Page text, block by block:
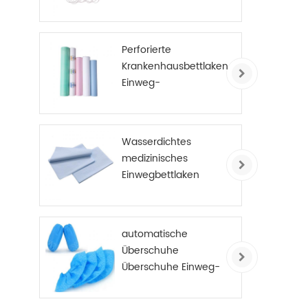
Perforierte
Krankenhausbettlaken
Einweg-
Abdeckungsrolle PE-
Wasserdichtes
medizinisches
Einwegbettlaken
automatische
Überschuhe
Überschuhe Einweg-
Überschuhe Vlies